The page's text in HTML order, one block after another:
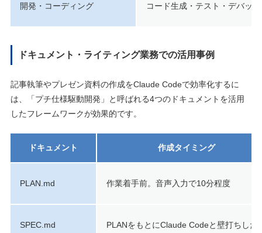
開発・コーディング コード生成・テスト・デバッ
ドキュメント・ライティング業務での活用事例
記事執筆やプレゼン資料の作成をClaude Codeで効率化するに
は、「プチ仕様駆動開発」と呼ばれる4つのドキュメントを活用
したフレームワークが効果的です。
ドキュメント 作成タイミング
PLAN.md 作業着手前。音声入力で10分程度
SPEC.md PLANをもとにClaude Codeと壁打ちした